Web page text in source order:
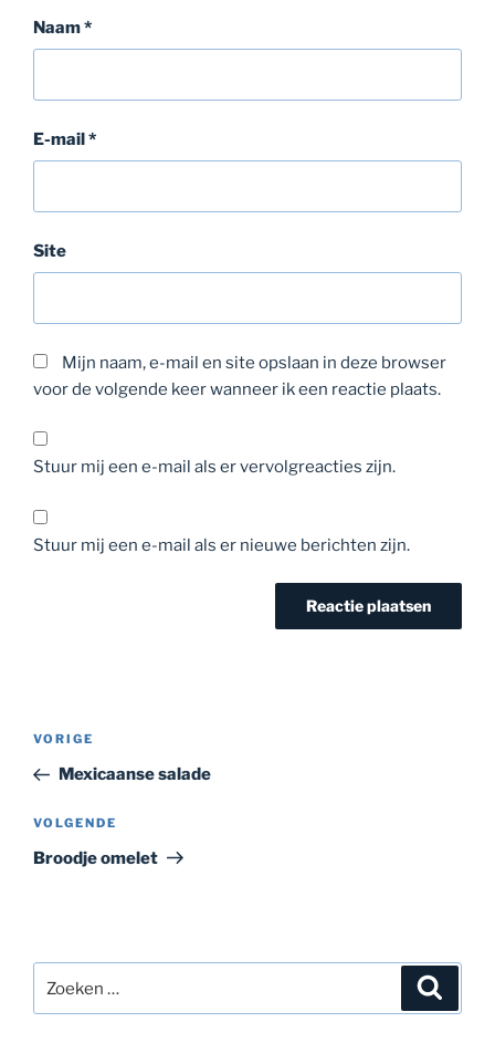
Naam*
E-mail*
Site
Mijn naam, e-mail en site opslaan in deze browser
voor de volgende keer wanneer ik een reactie plaats.
Stuur mij een e-mail als er vervolgreacties zijn.
Stuur mij een e-mail als er nieuwe berichten zijn.
Bericht
Vorig
bericht
VORIGE
Mexicaanse salade
Volgend
bericht
VOLGENDE
Broodje omelet
naar: